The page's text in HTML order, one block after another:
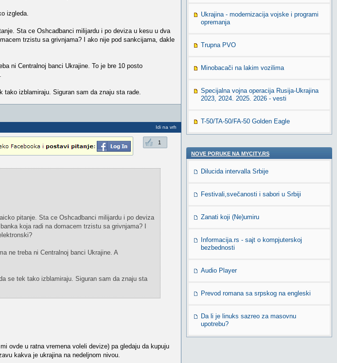
izgleda.
Sta ce Oshcadbanci milijardu i po deviza u kesu u dva
trzistu sa grivnjama? I ako nije pod sankcijama, dakle
ni Centralnoj banci Ukrajine. To je bre 10 posto
izblamiraju. Siguran sam da znaju sta rade.
Idi na vrh
1
pitanje. Sta ce Oshcadbanci milijardu i po deviza
koja radi na domacem trzistu sa grivnjama? I
ne treba ni Centralnoj banci Ukrajine. A
se tek tako izblamiraju. Siguran sam da znaju sta
ovde u ratna vremena voleli devize) pa gledaju da kupuju
kakva je ukrajina na nedeljnom nivou.
Ukrajina - modernizacija vojske i programi
opremanja
Trupna PVO
Minobacači na lakim vozilima
Specijalna vojna operacija Rusija-Ukrajina
2023, 2024. 2025. 2026 - vesti
T-50/TA-50/FA-50 Golden Eagle
NOVE PORUKE NA MYCITY.RS
Dilucida intervalla Srbije
Festivali,svečanosti i sabori u Srbiji
Zanati koji (Ne)umiru
Informacija.rs - sajt o kompjuterskoj
bezbednosti
Audio Player
Prevod romana sa srpskog na engleski
Da li je linuks sazreo za masovnu
upotrebu?